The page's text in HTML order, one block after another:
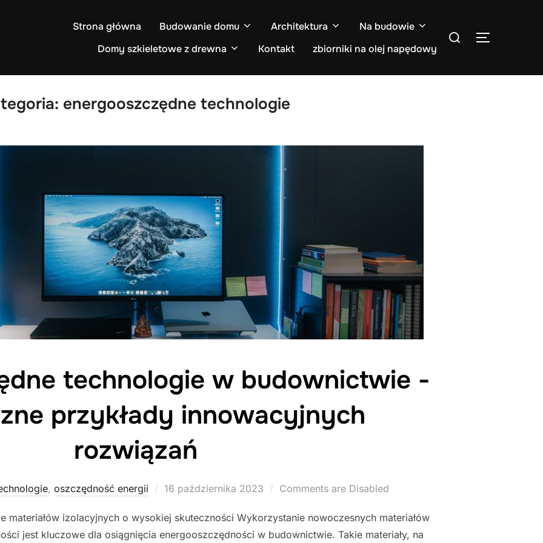
Strona główna Budowanie domu Architektura
Na budowie
Domy szkieletowe z drewna
Kontakt zbiorniki na olej napędowy
Search
TOGGLE
energooszczędne technologie
technologie w budownictwie -
przykłady innowacyjnych
rozwiązań
, oszczędność energii
Posted
16 października 2023 Comments are Disabled
materiałów izolacyjnych o wysokiej skuteczności Wykorzystanie nowoczesnych materiałów
jest kluczowe dla osiągnięcia energooszczędności w budownictwie. Takie materiały, na